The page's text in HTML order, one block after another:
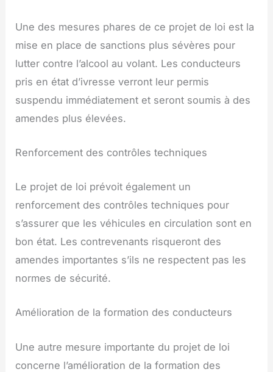
Une des mesures phares de ce projet de loi est la
mise en place de sanctions plus sévères pour
lutter contre l’alcool au volant. Les conducteurs
pris en état d’ivresse verront leur permis
suspendu immédiatement et seront soumis à des
amendes plus élevées.
Renforcement des contrôles techniques
Le projet de loi prévoit également un
renforcement des contrôles techniques pour
s’assurer que les véhicules en circulation sont en
bon état. Les contrevenants risqueront des
amendes importantes s’ils ne respectent pas les
normes de sécurité.
Amélioration de la formation des conducteurs
Une autre mesure importante du projet de loi
concerne l’amélioration de la formation des